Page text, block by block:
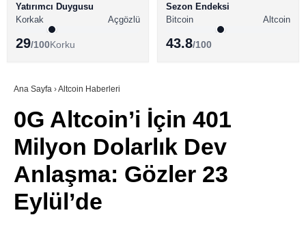
Youtube
TikTok
BİTCOİN HABERLERİ
ALTCOİN HABERLERİ
SÖZLÜK
Yatırımcı Duygusu
Korkak
Açgözlü
29/100Korku
Sezon Endeksi
Bitcoin
Altcoin
43.8/100
Ana Sayfa ›Altcoin Haberleri
0G Altcoin’i İçin 401
Milyon Dolarlık Dev
Anlaşma: Gözler 23
Eylül’de